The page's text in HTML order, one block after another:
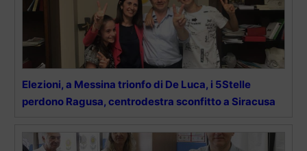
Elezioni, a Messina trionfo di De Luca, i 5Stelle
perdono Ragusa, centrodestra sconfitto a Siracusa